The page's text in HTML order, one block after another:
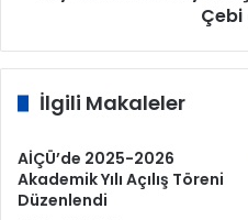
Çebi
İlgili Makaleler
AİÇÜ’de 2025-2026
Akademik Yılı Açılış Töreni
Düzenlendi